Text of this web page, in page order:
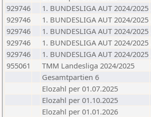
929746
1. BUNDESLIGA AUT 2024/2025
929746
1. BUNDESLIGA AUT 2024/2025
929746
1. BUNDESLIGA AUT 2024/2025
929746
1. BUNDESLIGA AUT 2024/2025
929746
1. BUNDESLIGA AUT 2024/2025
955061
TMM Landesliga 2024/2025
Gesamtpartien 6
Elozahl per 01.07.2025
Elozahl per 01.10.2025
Elozahl per 01.01.2026